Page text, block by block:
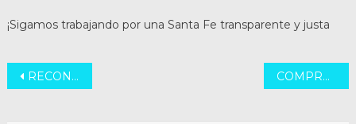
¡Sigamos trabajando por una Santa Fe transparente y justa
Navegación
RECONOCIMIENTO COMPROMETIDOS CON LA SEGURIDAD